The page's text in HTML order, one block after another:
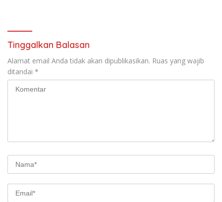
Tinggalkan Balasan
Alamat email Anda tidak akan dipublikasikan. Ruas yang wajib
ditandai *